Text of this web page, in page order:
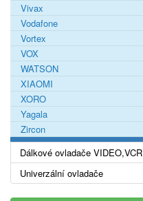
Vivax
Vodafone
Vortex
VOX
WATSON
XIAOMI
XORO
Yagala
Zircon
Dálkové ovladače VIDEO,VCR
Univerzální ovladače